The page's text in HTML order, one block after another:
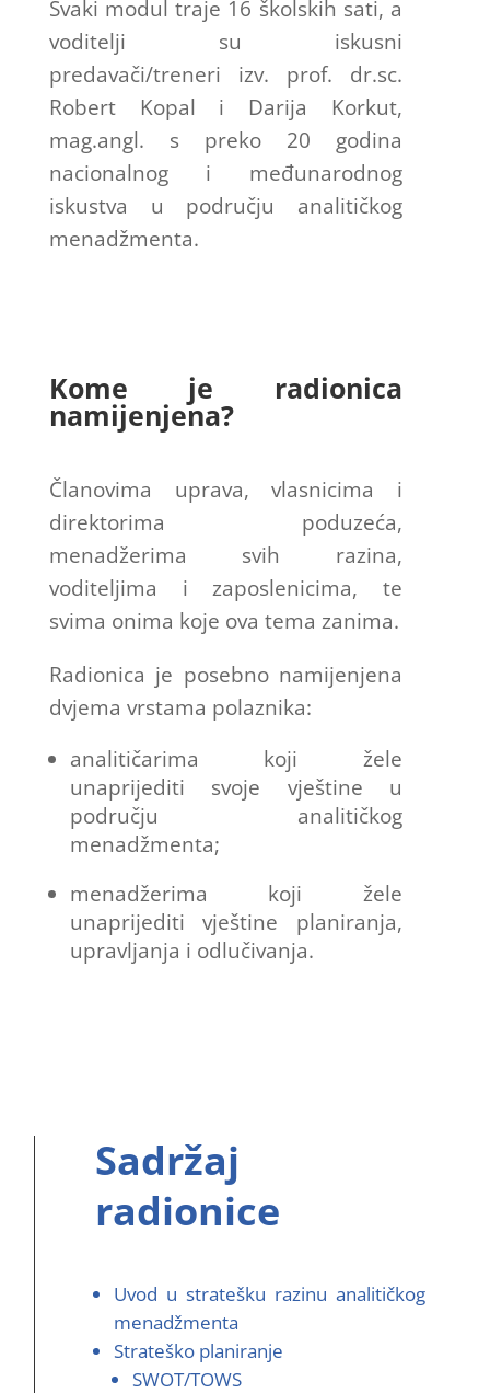
Svaki modul traje 16 školskih sati, a
voditelji su iskusni
predavači/treneri izv. prof. dr.sc.
Robert Kopal i Darija Korkut,
mag.angl. s preko 20 godina
nacionalnog i međunarodnog
iskustva u području analitičkog
menadžmenta.
Kome je radionica
namijenjena?
Članovima uprava, vlasnicima i
direktorima poduzeća,
menadžerima svih razina,
voditeljima i zaposlenicima, te
svima onima koje ova tema zanima.
Radionica je posebno namijenjena
dvjema vrstama polaznika:
analitičarima koji žele
unaprijediti svoje vještine u
području analitičkog
menadžmenta;
menadžerima koji žele
unaprijediti vještine planiranja,
upravljanja i odlučivanja.
Sadržaj
radionice
Uvod u stratešku razinu analitičkog
menadžmenta
Strateško planiranje
SWOT/TOWS